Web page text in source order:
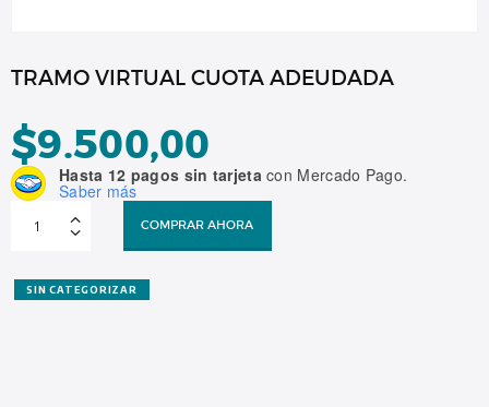
TRAMO VIRTUAL CUOTA ADEUDADA
$9.500,00
Hasta 12 pagos sin tarjetacon Mercado Pago.
Saber más
VIRTUAL
CUOTA
COMPRAR AHORA
SIN CATEGORIZAR